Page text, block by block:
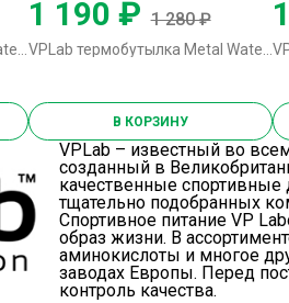
1 190 ₽ 1 280 ₽
В КОРЗИНУ
VPLab – известный во
созданный в
качественные
тщательно подобранных
Спортивное питание VP
образ жизни. В
аминокислоты и многое
заводах Европы. Перед
контроль качества.